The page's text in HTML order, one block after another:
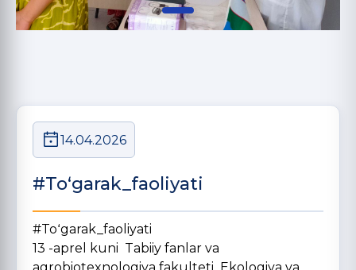
14.04.2026
#Toʻgarak_faoliyati
#Toʻgarak_faoliyati
13 -aprel kuni Tabiiy fanlar va